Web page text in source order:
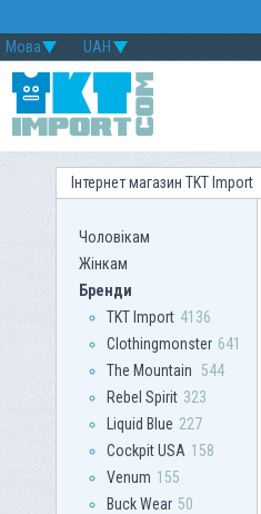
UAH
Мова
Інтернет магазин TKT Import
Чоловікам
Жінкам
Бренди
TKT Import 4136
Clothingmonster 641
The Mountain
544
Rebel Spirit 323
Liquid Blue 227
Сockpit USA 158
Venum 155
Buck Wear 50